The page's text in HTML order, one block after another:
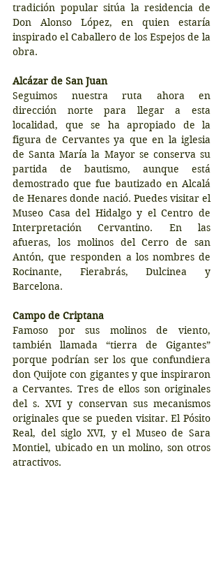
tradición popular sitúa la residencia de
Don Alonso López, en quien estaría
inspirado el Caballero de los Espejos de la
obra.
Alcázar de San Juan
Seguimos nuestra ruta ahora en
dirección norte para llegar a esta
localidad, que se ha apropiado de la
figura de Cervantes ya que en la iglesia
de Santa María la Mayor se conserva su
partida de bautismo, aunque está
demostrado que fue bautizado en Alcalá
de Henares donde nació. Puedes visitar el
Museo Casa del Hidalgo y el Centro de
Interpretación Cervantino. En las
afueras, los molinos del Cerro de san
Antón, que responden a los nombres de
Rocinante, Fierabrás, Dulcinea y
Barcelona.
Campo de Criptana
Famoso por sus molinos de viento,
también llamada “tierra de Gigantes”
porque podrían ser los que confundiera
don Quijote con gigantes y que inspiraron
a Cervantes. Tres de ellos son originales
del s. XVI y conservan sus mecanismos
originales que se pueden visitar. El Pósito
Real, del siglo XVI, y el Museo de Sara
Montiel, ubicado en un molino, son otros
atractivos.